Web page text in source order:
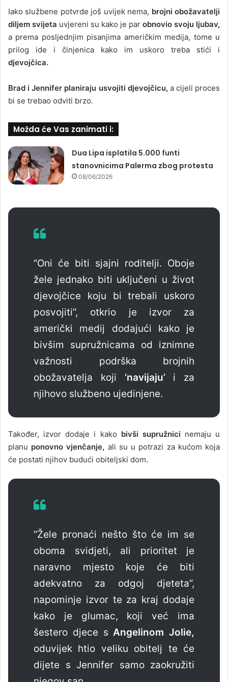
Iako službene potvrde još uvijek nema, brojni obožavatelji
diljem svijeta uvjereni su kako je par obnovio svoju ljubav,
a prema posljednjim pisanjima američkim medija, tome u
prilog ide i činjenica kako im uskoro treba stići i
djevojčica.
Brad i Jennifer planiraju usvojiti djevojčicu, a cijeli proces
bi se trebao odviti brzo.
Možda će Vas zanimati i:
Dua Lipa isplatila 5.000 funti
stanovnicima Palerma zbog protesta
08/06/2026
“Oni će biti sjajni roditelji. Oboje
žele jednako biti uključeni u život
djevojčice koju bi trebali uskoro
posvojiti”, otkrio je izvor za
američki medij dodajući kako je
bivšim supružnicama od iznimne
važnosti podrška brojnih
obožavatelja koji ‘navijaju’i za
njihovo službeno ujedinjene.
Također, izvor dodaje i kako bivši supružnici nemaju u
planu ponovno vjenčanje, ali su u potrazi za kućom koja
će postati njihov budući obiteljski dom.
“Žele pronaći nešto što će im se
oboma svidjeti, ali prioritet je
naravno mjesto koje će biti
adekvatno za odgoj djeteta”,
napominje izvor te za kraj dodaje
kako je glumac, koji već ima
šestero djece s Angelinom Jolie,
oduvijek htio veliku obitelj te će
dijete s Jennifer samo zaokružiti